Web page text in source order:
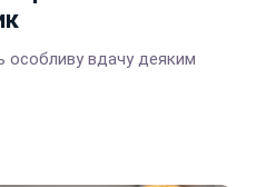
особливу вдачу деяким